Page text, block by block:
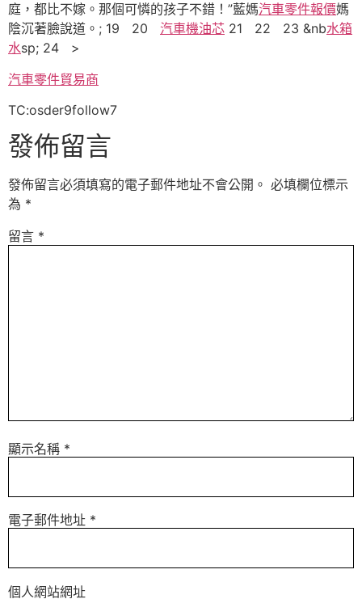
庭，都比不嫁。那個可憐的孩子不錯！”藍媽汽車零件報價媽
陰沉著臉說道。; 19 20 汽車機油芯 21 22 23 &nb水箱
水sp; 24 >
汽車零件貿易商
TC:osder9follow7
發佈留言
發佈留言必須填寫的電子郵件地址不會公開。 必填欄位標示
為 *
留言 *
顯示名稱 *
電子郵件地址 *
個人網站網址